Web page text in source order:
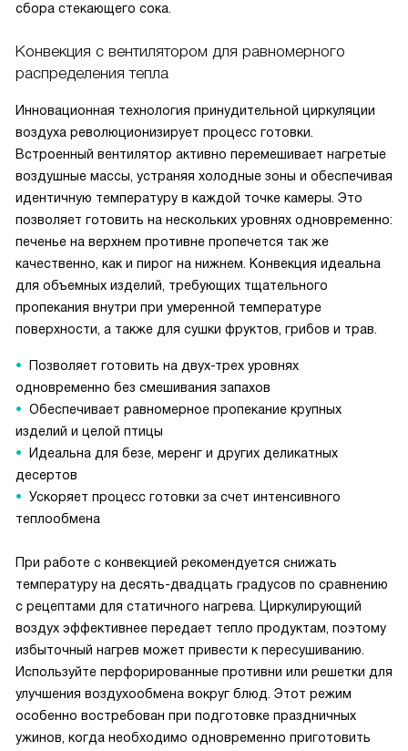
сбора стекающего сока.
Конвекция с вентилятором для равномерного
распределения тепла
Инновационная технология принудительной циркуляции
воздуха революционизирует процесс готовки.
Встроенный вентилятор активно перемешивает нагретые
воздушные массы, устраняя холодные зоны и обеспечивая
идентичную температуру в каждой точке камеры. Это
позволяет готовить на нескольких уровнях одновременно:
печенье на верхнем противне пропечется так же
качественно, как и пирог на нижнем. Конвекция идеальна
для объемных изделий, требующих тщательного
пропекания внутри при умеренной температуре
поверхности, а также для сушки фруктов, грибов и трав.
Позволяет готовить на двух-трех уровнях
одновременно без смешивания запахов
Обеспечивает равномерное пропекание крупных
изделий и целой птицы
Идеальна для безе, меренг и других деликатных
десертов
Ускоряет процесс готовки за счет интенсивного
теплообмена
При работе с конвекцией рекомендуется снижать
температуру на десять-двадцать градусов по сравнению
с рецептами для статичного нагрева. Циркулирующий
воздух эффективнее передает тепло продуктам, поэтому
избыточный нагрев может привести к пересушиванию.
Используйте перфорированные противни или решетки для
улучшения воздухообмена вокруг блюд. Этот режим
особенно востребован при подготовке праздничных
ужинов, когда необходимо одновременно приготовить